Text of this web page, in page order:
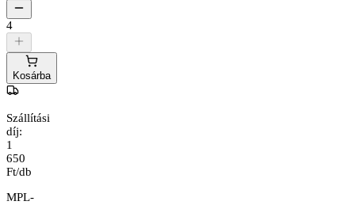
4
Kosárba
Szállítási
díj:
1
650
Ft/db
MPL-